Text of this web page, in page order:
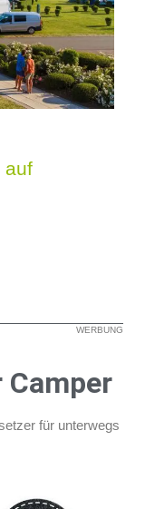
auf
WERBUNG
Camper
für unterwegs